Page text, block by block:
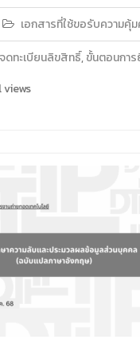
เอกสารที่ใช้ขอรับความคุ้
ดทะเบียนลิขสิทธิ์,ขั้นตอนกา